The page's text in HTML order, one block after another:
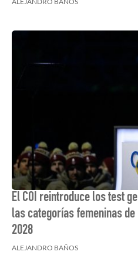
El COI reintroduce los test
las categorías femeninas de
2028
ALEJANDRO BAÑOS